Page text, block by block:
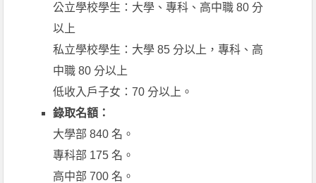
公立學校學生：大學、專科、高中職 80 分
以上
私立學校學生：大學 85 分以上，專科、高
中職 80 分以上
低收入戶子女：70 分以上。
錄取名額：
大學部 840 名。
專科部 175 名。
高中部 700 名。